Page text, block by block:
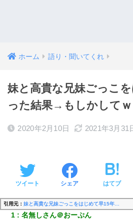
ホーム 語り・聞いてくれ
妹と高貴な兄妹ごっこ
った結果→もしかしてｗ
2020年2月10日 2021年3月31
ツイート シェア はてブ
引用元： 妹と高貴な兄妹ごっこをはじめて早15年…
1 名無しさん＠おーぷん